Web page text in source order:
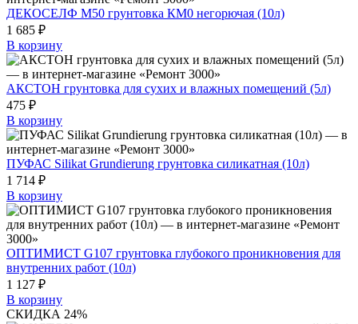
ДЕКОСЕЛФ М50 грунтовка КМ0 негорючая (10л)
1 685 ₽
В корзину
АКСТОН грунтовка для сухих и влажных помещений (5л)
475 ₽
В корзину
ПУФАС Silikat Grundierung грунтовка силикатная (10л)
1 714 ₽
В корзину
ОПТИМИСТ G107 грунтовка глубокого проникновения для
внутренних работ (10л)
1 127 ₽
В корзину
СКИДКА 24%